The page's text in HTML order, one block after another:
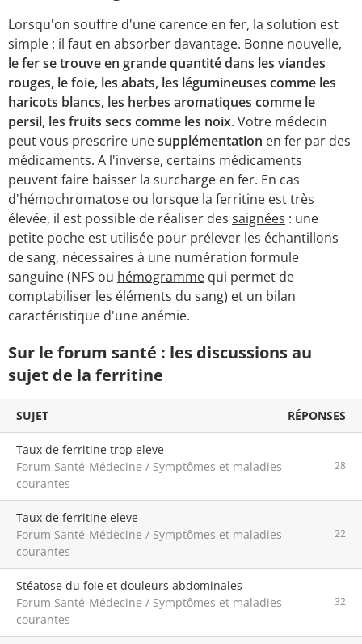
Lorsqu'on souffre d'une carence en fer, la solution est
simple : il faut en absorber davantage. Bonne nouvelle,
le fer se trouve en grande quantité dans les viandes
rouges, le foie, les abats, les légumineuses comme les
haricots blancs, les herbes aromatiques comme le
persil, les fruits secs comme les noix. Votre médecin
peut vous prescrire unesupplémentation en fer par des
médicaments. A l'inverse, certains médicaments
peuvent faire baisser la surcharge en fer. En cas
d'hémochromatose ou lorsque la ferritine est très
élevée, il est possible de réaliser des saignées : une
petite poche est utilisée pour prélever les échantillons
de sang, nécessaires à une numération formule
sanguine (NFS ou hémogramme qui permet de
comptabiliser les éléments du sang) et un bilan
caractéristique d'une anémie.
Sur le forum santé : les discussions au
sujet de la ferritine
SUJET RÉPONSES
taux de ferritine trop eleve
Forum Santé-Médecine / Symptômes et maladies
courantes
28
taux de ferritine eleve
Forum Santé-Médecine / Symptômes et maladies
courantes
22
Stéatose du foie et douleurs abdominales
Forum Santé-Médecine / Symptômes et maladies
courantes
32